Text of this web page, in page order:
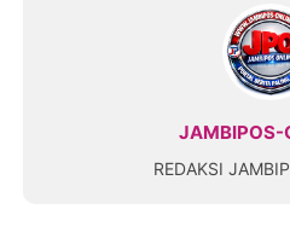
JAMBIPOS-
REDAKSI